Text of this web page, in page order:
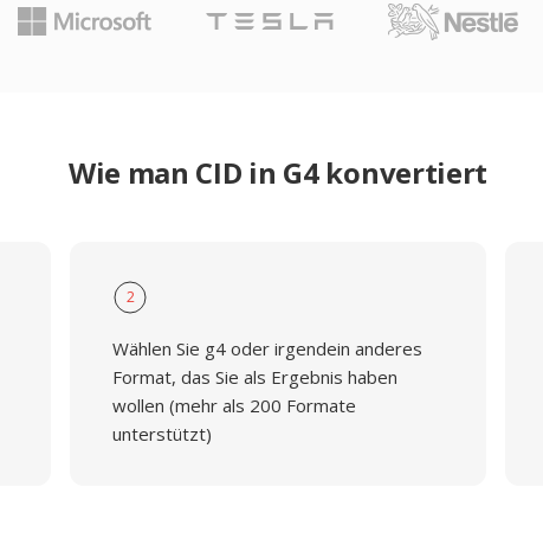
Wie man CID in G4 konvertiert
2
Wählen Sie g4 oder irgendein anderes
Format, das Sie als Ergebnis haben
wollen (mehr als 200 Formate
unterstützt)